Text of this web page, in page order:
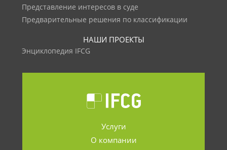
Представление интересов в суде
Предварительные решения по классификации
НАШИ ПРОЕКТЫ
Энциклопедия IFCG
Услуги
О компании